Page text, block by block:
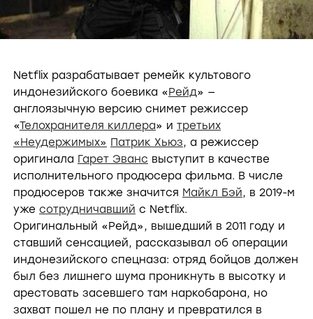
Netflix разрабатывает ремейк культового
индонезийского боевика «Рейд» —
англоязычную версию снимет режиссер
«Телохранителя киллера» и третьих
«Неудержимых» Патрик Хьюз, а режиссер
оригинала Гарет Эванс выступит в качестве
исполнительного продюсера фильма. В числе
продюсеров также значится Майкл Бэй, в 2019-м
уже сотрудничавший с Netflix.
Оригинальный «Рейд», вышедший в 2011 году и
ставший сенсацией, рассказывал об операции
индонезийского спецназа: отряд бойцов должен
был без лишнего шума проникнуть в высотку и
арестовать засевшего там наркобарона, но
захват пошел не по плану и превратился в